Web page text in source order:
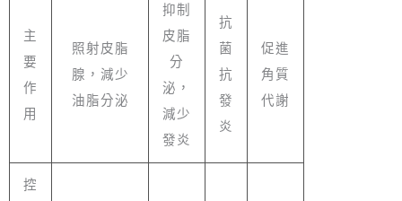
主
要
作
用
照射皮脂
腺，減少
油脂分泌
抑制
皮脂
分
泌，
減少
發炎
抗
菌
抗
發
炎
促進
角質
代謝
控